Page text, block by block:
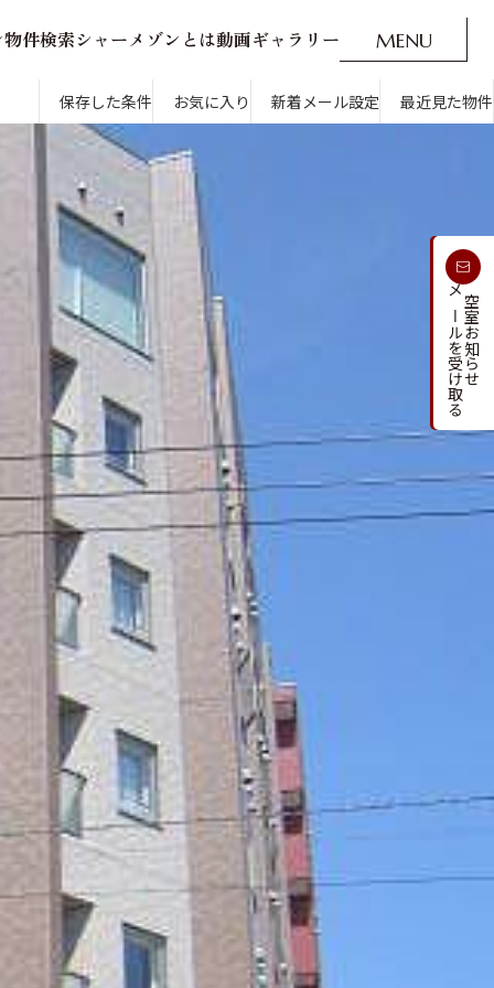
物件検索シ ャーメ ゾン とは動画ギャ ラ リ ー MENU
O
着メール設定 最近見た物件 CLOSE
通勤・通学時間から探す
人気のカテゴリから探す
ショップを探す
イフサポート
付き・シニア向け
・よくある質問
イフ CLUB
イフ GUARD
新着メールを
受け取る
保存した条件 お気に入り 新着メール設定 最近見た物件
空室お知らせ
メールを受け取る